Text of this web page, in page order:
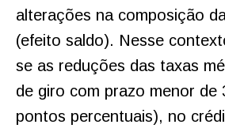
alterações na composição
(efeito saldo). Nesse
se as reduções das taxas
de giro com prazo menor de
pontos percentuais), no